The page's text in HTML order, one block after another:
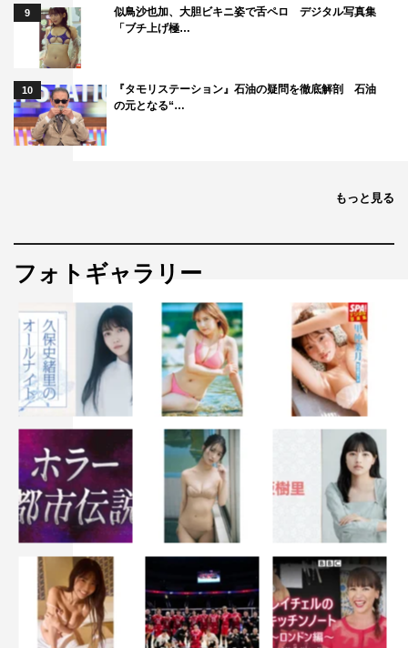
9
似鳥沙也加、大胆ビキニ姿で舌ペロ デジタル写真集
「ブチ上げ極…
10
『タモリステーション』石油の疑問を徹底解剖 石油
の元となる“…
もっと見る
フォトギャラリー